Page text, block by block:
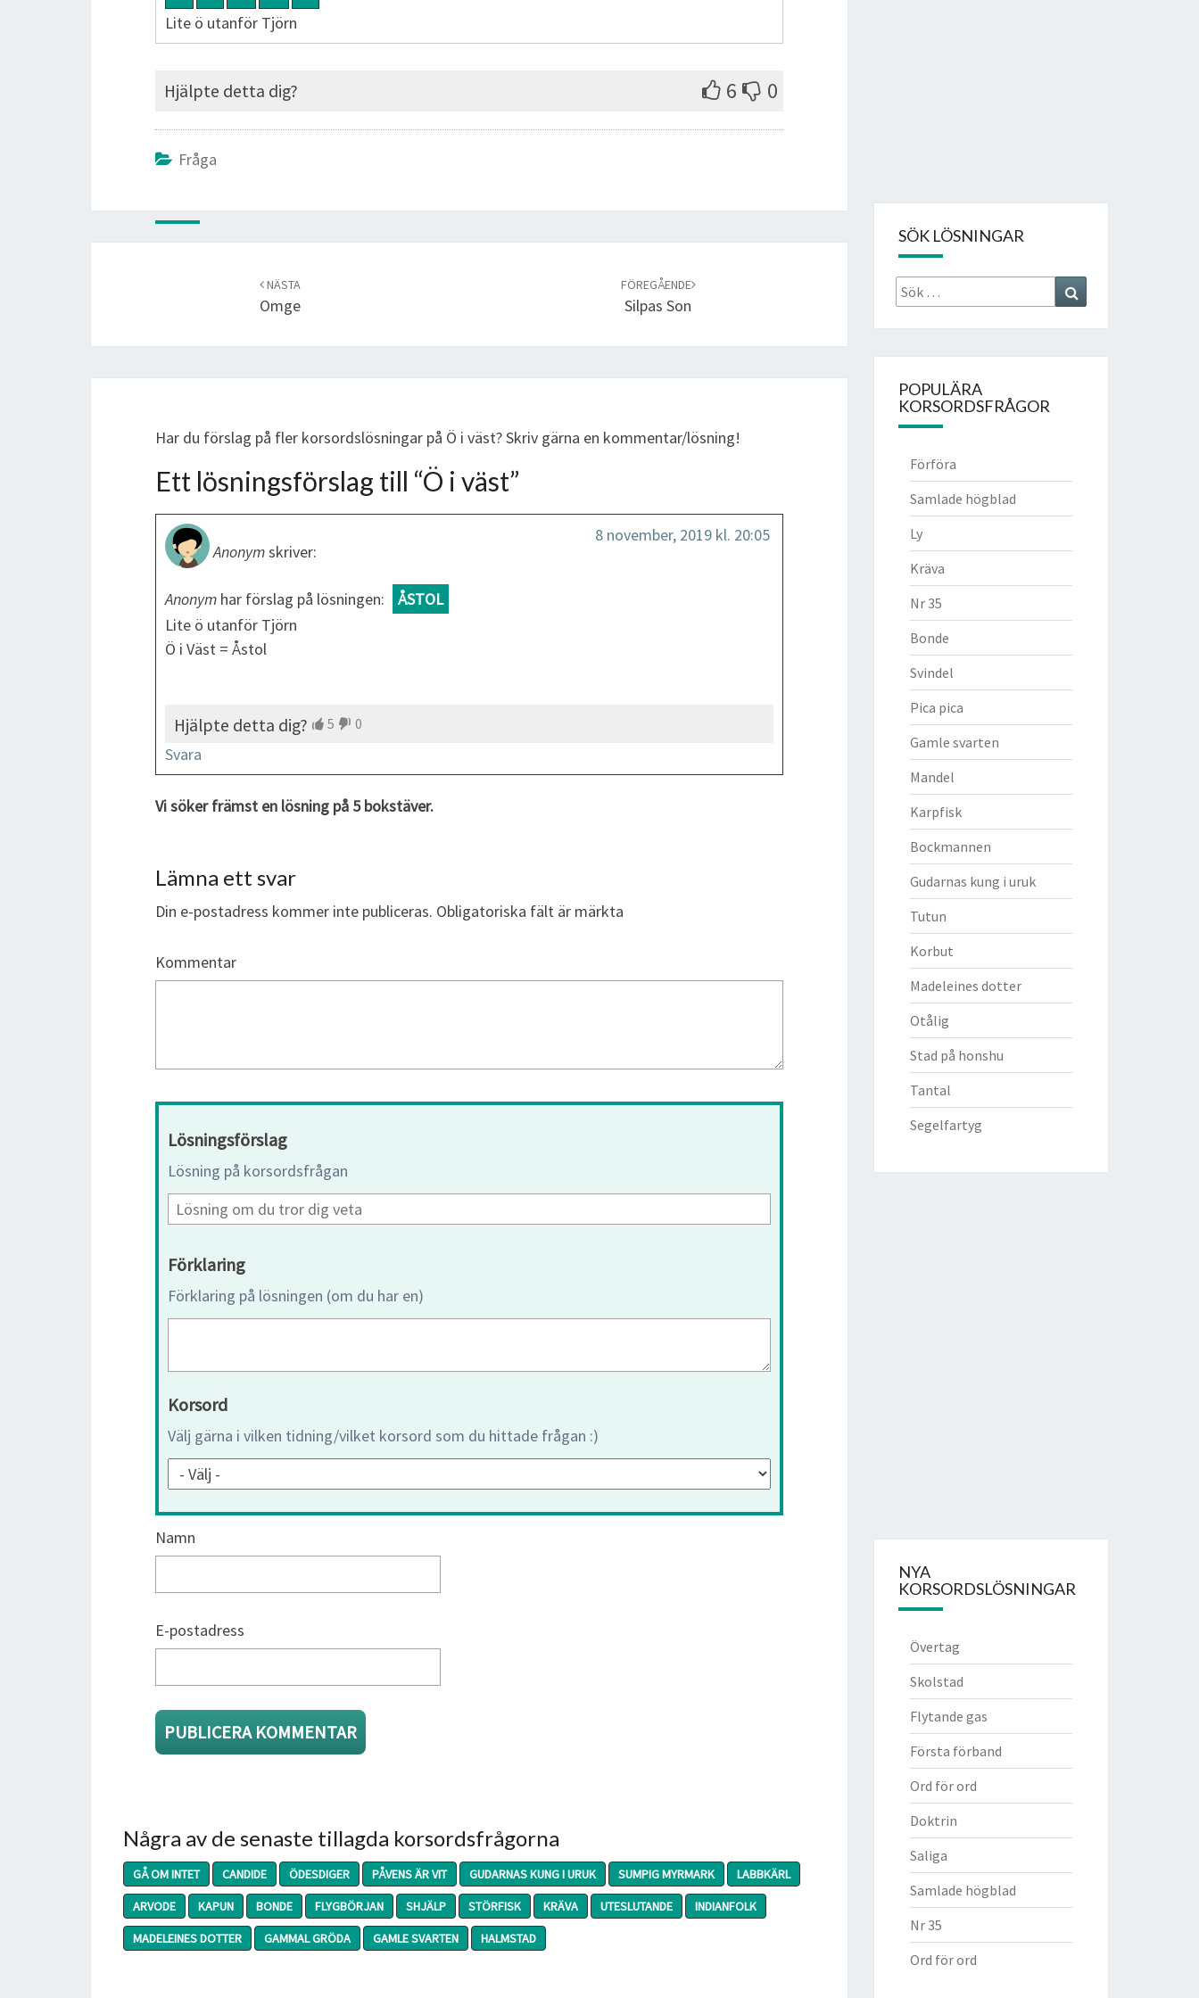
Lite ö utanför Tjörn
Hjälpte detta dig? 6 0
Fråga
NÄSTA
Omge
FÖREGÅENDE
Silpas Son
Har du förslag på fler korsordslösningar på Ö i väst? Skriv gärna en kommentar/lösning!
Ett lösningsförslag till “Ö i väst”
Anonymskriver:
8 november, 2019 kl. 20:05
Anonym har förslag på lösningen:
ÅSTOL
Lite ö utanför Tjörn
Ö i Väst = Åstol
Hjälpte detta dig? 5 0
Svara
Vi söker främst en lösning på 5 bokstäver.
Lämna ett svar
Din e-postadress kommer inte publiceras. Obligatoriska fält är märkta
Kommentar
Lösningsförslag
Lösning på korsordsfrågan
Förklaring
Förklaring på lösningen (om du har en)
Korsord
Välj gärna i vilken tidning/vilket korsord som du hittade frågan :)
Namn
E-postadress
Några av de senaste tillagda korsordsfrågorna
GÅ OM INTET CANDIDE ÖDESDIGER PÅVENS ÄR VIT GUDARNAS KUNG I URUK SUMPIG MYRMARK
LABBKÄRL
ARVODE
KAPUN BONDE FLYGBÖRJAN SHJÄLP STÖRFISK KRÄVA UTESLUTANDE
INDIANFOLK
MADELEINES DOTTER
GAMMAL GRÖDA GAMLE SVARTEN HALMSTAD
SÖK LÖSNINGAR
Sök
efter:
POPULÄRA
KORSORDSFRÅGOR
Förföra
Samlade högblad
Ly
Kräva
Nr 35
Bonde
Svindel
Pica pica
Gamle svarten
Mandel
Karpfisk
Bockmannen
Gudarnas kung i uruk
Tutun
Korbut
Madeleines dotter
Otålig
Stad på honshu
Tantal
Segelfartyg
NYA
KORSORDSLÖSNINGAR
Övertag
Skolstad
Flytande gas
Första förband
Ord för ord
Doktrin
Saliga
Samlade högblad
Nr 35
Ord för ord